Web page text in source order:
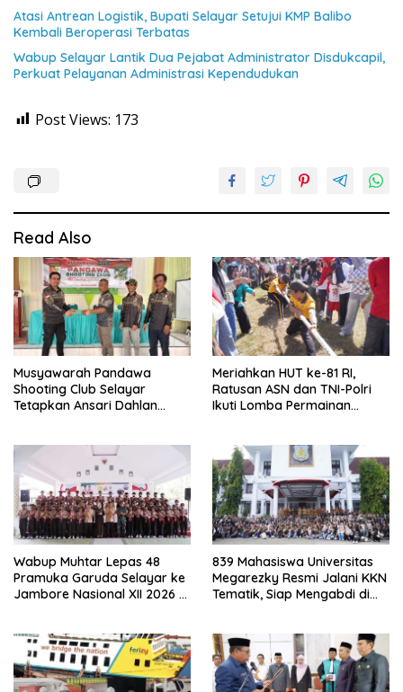
Atasi Antrean Logistik, Bupati Selayar Setujui KMP Balibo
Kembali Beroperasi Terbatas
Wabup Selayar Lantik Dua Pejabat Administrator Disdukcapil,
Perkuat Pelayanan Administrasi Kependudukan
Post Views: 173
Read Also
Musyawarah Pandawa
Shooting Club Selayar
Tetapkan Ansari Dahlan
Meriahkan HUT ke-81 RI,
Ratusan ASN dan TNI-Polri
Ikuti Lomba Permainan
Wabup Muhtar Lepas 48
Pramuka Garuda Selayar ke
Jambore Nasional XII 2026 di
839 Mahasiswa Universitas
Megarezky Resmi Jalani KKN
Tematik, Siap Mengabdi di